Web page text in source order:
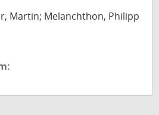
Martin; Melanchthon, Philipp